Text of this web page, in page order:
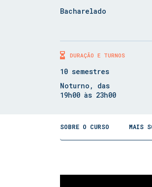
Bacharelado
DURAÇÃO E TURNOS
10 semestres
Noturno, das
19h00 às 23h00
SOBRE O CURSO MAIS